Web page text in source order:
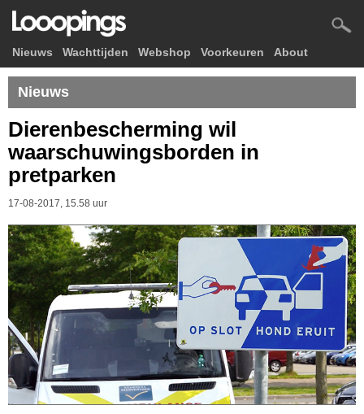
Nieuws Wachttijden Webshop Voorkeuren About
Nieuws
Dierenbescherming wil
waarschuwingsborden in
pretparken
17-08-2017, 15.58 uur